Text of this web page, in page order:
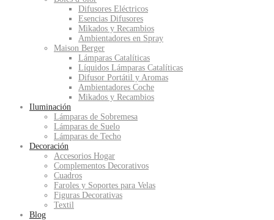
Difusores Eléctricos
Esencias Difusores
Mikados y Recambios
Ambientadores en Spray
Maison Berger
Lámparas Catalíticas
Líquidos Lámparas Catalíticas
Difusor Portátil y Aromas
Ambientadores Coche
Mikados y Recambios
Iluminación
Lámparas de Sobremesa
Lámparas de Suelo
Lámparas de Techo
Decoración
Accesorios Hogar
Complementos Decorativos
Cuadros
Faroles y Soportes para Velas
Figuras Decorativas
Textil
Blog